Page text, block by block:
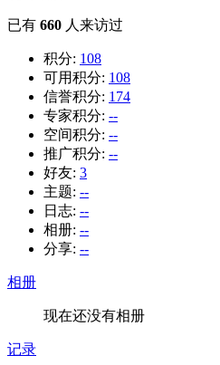
已有 660 人来访过
积分: 108
可用积分: 108
信誉积分: 174
专家积分: --
空间积分: --
推广积分: --
好友: 3
主题: --
日志: --
相册: --
分享: --
相册
现在还没有相册
记录